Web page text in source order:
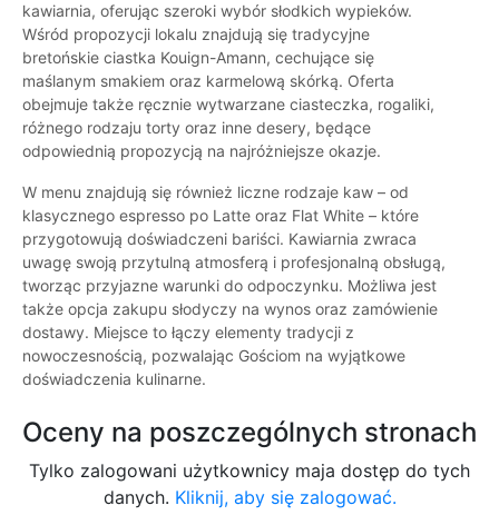
kawiarnia, oferując szeroki wybór słodkich wypieków.
Wśród propozycji lokalu znajdują się tradycyjne
bretońskie ciastka Kouign-Amann, cechujące się
maślanym smakiem oraz karmelową skórką. Oferta
obejmuje także ręcznie wytwarzane ciasteczka, rogaliki,
różnego rodzaju torty oraz inne desery, będące
odpowiednią propozycją na najróżniejsze okazje.
W menu znajdują się również liczne rodzaje kaw – od
klasycznego espresso po Latte oraz Flat White – które
przygotowują doświadczeni bariści. Kawiarnia zwraca
uwagę swoją przytulną atmosferą i profesjonalną obsługą,
tworząc przyjazne warunki do odpoczynku. Możliwa jest
także opcja zakupu słodyczy na wynos oraz zamówienie
dostawy. Miejsce to łączy elementy tradycji z
nowoczesnością, pozwalając Gościom na wyjątkowe
doświadczenia kulinarne.
Oceny na poszczególnych stronach
Tylko zalogowani użytkownicy maja dostęp do tych
danych. Kliknij, aby się zalogować.